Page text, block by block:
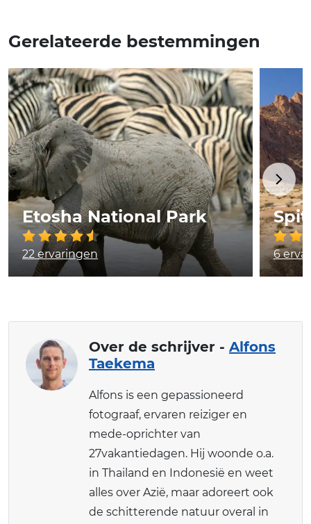
Gerelateerde bestemmingen
Etosha National Park
22 ervaringen 6
Over de schrijver - Alfons
Taekema
Alfons is een gepassioneerd
fotograaf, ervaren reiziger en
mede-oprichter van
27vakantiedagen. Hij woonde o.a.
in Thailand en Indonesië en weet
alles over Azië, maar adoreert ook
de schitterende natuur overal in